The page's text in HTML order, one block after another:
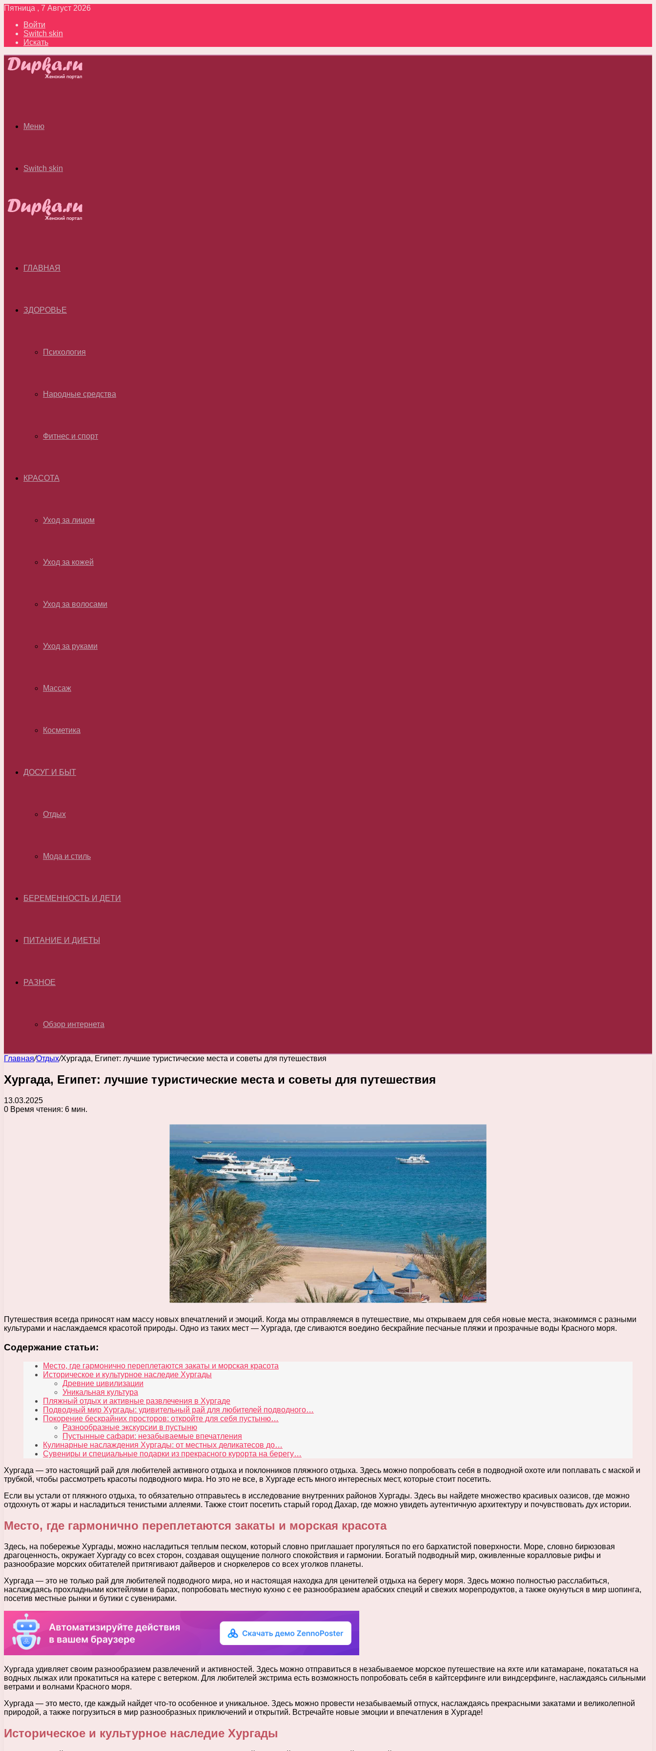
Пятница , 7 Август 2026
Войти
Switch skin
Искать
Меню
Switch skin
ГЛАВНАЯ
ЗДОРОВЬЕ
Психология
Народные средства
Фитнес и спорт
КРАСОТА
Уход за лицом
Уход за кожей
Уход за волосами
Уход за руками
Массаж
Косметика
ДОСУГ И БЫТ
Отдых
Мода и стиль
БЕРЕМЕННОСТЬ И ДЕТИ
ПИТАНИЕ И ДИЕТЫ
РАЗНОЕ
Обзор интернета
Главная/Отдых/Хургада, Египет: лучшие туристические места и советы для путешествия
Хургада, Египет: лучшие туристические места и советы для путешествия
13.03.2025
0 Время чтения: 6 мин.
Путешествия всегда приносят нам массу новых впечатлений и эмоций. Когда мы отправляемся в путешествие, мы открываем для себя новые места, знакомимся с разными
культурами и наслаждаемся красотой природы. Одно из таких мест — Хургада, где сливаются воедино бескрайние песчаные пляжи и прозрачные воды Красного моря.
Содержание статьи:
Место, где гармонично переплетаются закаты и морская красота
Историческое и культурное наследие Хургады
Древние цивилизации
Уникальная культура
Пляжный отдых и активные развлечения в Хургаде
Подводный мир Хургады: удивительный рай для любителей подводного…
Покорение бескрайних просторов: откройте для себя пустыню…
Разнообразные экскурсии в пустыню
Пустынные сафари: незабываемые впечатления
Кулинарные наслаждения Хургады: от местных деликатесов до…
Сувениры и специальные подарки из прекрасного курорта на берегу…
Хургада — это настоящий рай для любителей активного отдыха и поклонников пляжного отдыха. Здесь можно попробовать себя в подводной охоте или поплавать с маской и
трубкой, чтобы рассмотреть красоты подводного мира. Но это не все, в Хургаде есть много интересных мест, которые стоит посетить.
Если вы устали от пляжного отдыха, то обязательно отправьтесь в исследование внутренних районов Хургады. Здесь вы найдете множество красивых оазисов, где можно
отдохнуть от жары и насладиться тенистыми аллеями. Также стоит посетить старый город Дахар, где можно увидеть аутентичную архитектуру и почувствовать дух истории.
Место, где гармонично переплетаются закаты и морская красота
Здесь, на побережье Хургады, можно насладиться теплым песком, который словно приглашает прогуляться по его бархатистой поверхности. Море, словно бирюзовая
драгоценность, окружает Хургаду со всех сторон, создавая ощущение полного спокойствия и гармонии. Богатый подводный мир, оживленные коралловые рифы и
разнообразие морских обитателей притягивают дайверов и сноркелеров со всех уголков планеты.
Хургада — это не только рай для любителей подводного мира, но и настоящая находка для ценителей отдыха на берегу моря. Здесь можно полностью расслабиться,
наслаждаясь прохладными коктейлями в барах, попробовать местную кухню с ее разнообразием арабских специй и свежих морепродуктов, а также окунуться в мир шопинга,
посетив местные рынки и бутики с сувенирами.
Хургада удивляет своим разнообразием развлечений и активностей. Здесь можно отправиться в незабываемое морское путешествие на яхте или катамаране, покататься на
водных лыжах или прокатиться на катере с ветерком. Для любителей экстрима есть возможность попробовать себя в кайтсерфинге или виндсерфинге, наслаждаясь сильными
ветрами и волнами Красного моря.
Хургада — это место, где каждый найдет что-то особенное и уникальное. Здесь можно провести незабываемый отпуск, наслаждаясь прекрасными закатами и великолепной
природой, а также погрузиться в мир разнообразных приключений и открытий. Встречайте новые эмоции и впечатления в Хургаде!
Историческое и культурное наследие Хургады